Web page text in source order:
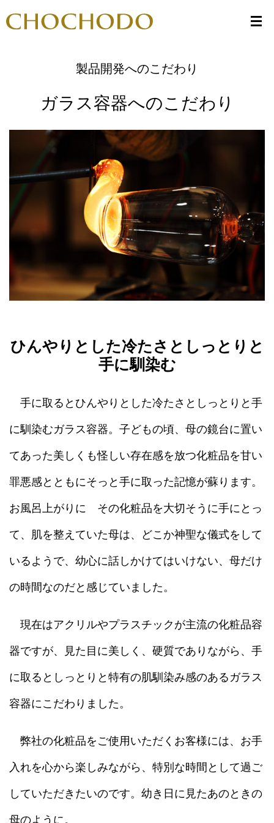
製品開発へのこだわり
ガラス容器へのこだわり
ひんやりとした冷たさとしっとりと
手に馴染む
手に取るとひんやりとした冷たさとしっとりと手
に馴染むガラス容器。子どもの頃、母の鏡台に置い
てあった美しくも怪しい存在感を放つ化粧品を甘い
罪悪感とともにそっと手に取った記憶が蘇ります。
お風呂上がりに その化粧品を大切そうに手にとっ
て、肌を整えていた母は、どこか神聖な儀式をして
いるようで、幼心に話しかけてはいけない、母だけ
の時間なのだと感じていました。
現在はアクリルやプラスチックが主流の化粧品容
器ですが、見た目に美しく、硬質でありながら、手
に取るとしっとりと特有の肌馴染み感のあるガラス
容器にこだわりました。
弊社の化粧品をご使用いただくお客様には、お手
入れを心から楽しみながら、特別な時間として過ご
していただきたいのです。幼き日に見たあのときの
母のように。